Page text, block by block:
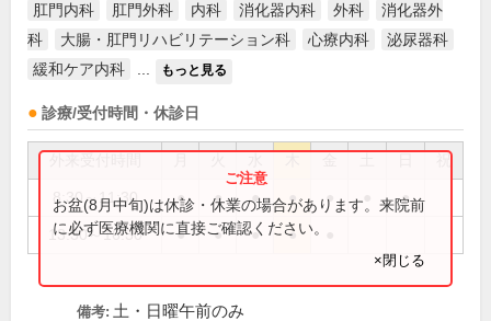
肛門内科 肛門外科 内科 消化器内科 外科
消化器外
科
大腸・肛門リハビリテーション科 心療内科
泌尿器科
緩和ケア内科
もっと見る
診療/受付時間・休診日
祝
8:30～11:30 ● ● ● ● ● ●
13:30～16:30 ● ● ● ●
お盆(8月中旬)は休診・休業の場合があります。来院前
に必ず医療機関に直接ご確認ください。
×閉じる
備考: 土・日曜午前のみ